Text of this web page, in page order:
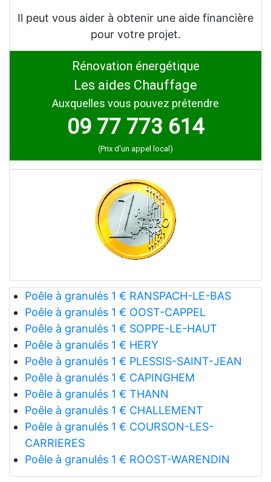
Il peut vous aider à obtenir une aide financière
pour votre projet.
Rénovation énergétique
Les aides Chauffage
Auxquelles vous pouvez prétendre
09 77 773 614
(Prix d'un appel local)
Poêle à granulés 1 € RANSPACH-LE-BAS
Poêle à granulés 1 € OOST-CAPPEL
Poêle à granulés 1 € SOPPE-LE-HAUT
Poêle à granulés 1 € HERY
Poêle à granulés 1 € PLESSIS-SAINT-JEAN
Poêle à granulés 1 € CAPINGHEM
Poêle à granulés 1 € THANN
Poêle à granulés 1 € CHALLEMENT
Poêle à granulés 1 € COURSON-LES-
CARRIERES
Poêle à granulés 1 € ROOST-WARENDIN